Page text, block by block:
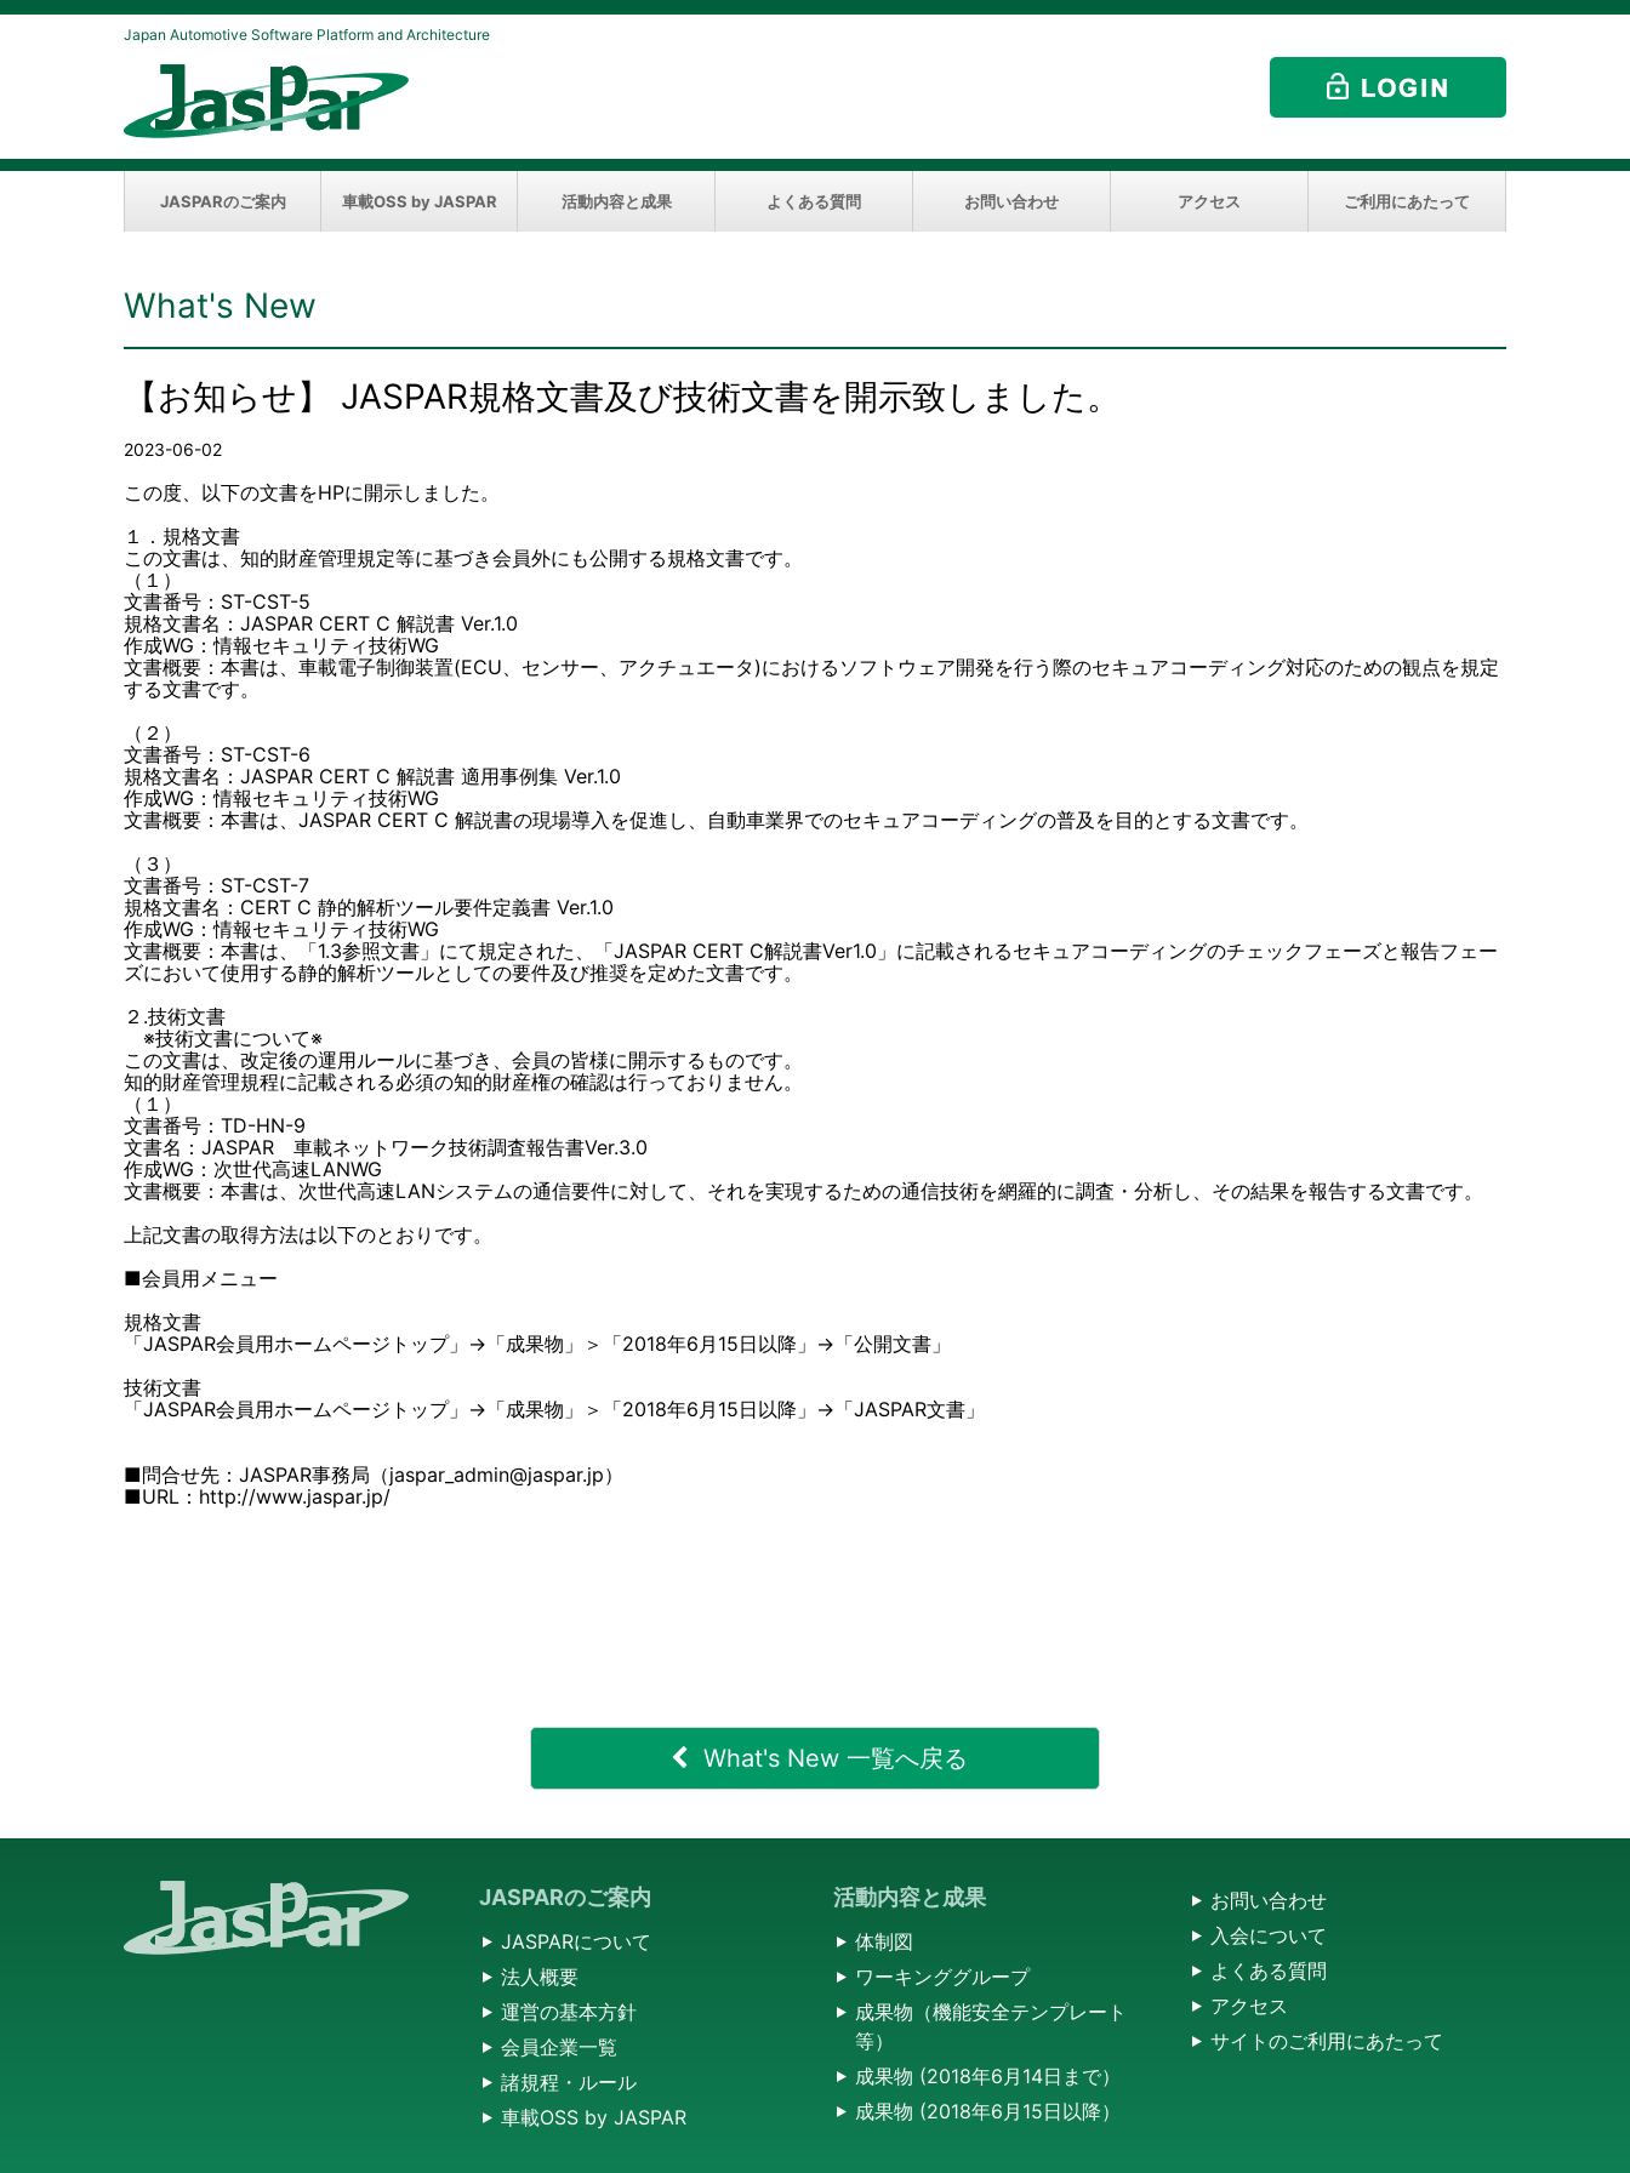
Japan Automotive Software Platform and Architecture
JASPARのご案内 車載OSS by JASPAR 活動内容と成果 よくある質問 お問い合わせ アクセス ご利用にあたって
What's New
【お知らせ】 JASPAR規格文書及び技術文書を開示致しました。
2023-06-02
この度、以下の文書をHPに開示しました。
１．規格文書
この文書は、知的財産管理規定等に基づき会員外にも公開する規格文書です。
（１）
文書番号：ST-CST-5
規格文書名：JASPAR CERT C 解説書 Ver.1.0
作成WG：情報セキュリティ技術WG
文書概要：本書は、車載電子制御装置(ECU、センサー、アクチュエータ)におけるソフトウェア開発を行う際のセキュアコーディング対応のための観点を規定
する文書です。
（２）
文書番号：ST-CST-6
規格文書名：JASPAR CERT C 解説書 適用事例集 Ver.1.0
作成WG：情報セキュリティ技術WG
文書概要：本書は、JASPAR CERT C 解説書の現場導入を促進し、自動車業界でのセキュアコーディングの普及を目的とする文書です。
（３）
文書番号：ST-CST-7
規格文書名：CERT C 静的解析ツール要件定義書 Ver.1.0
作成WG：情報セキュリティ技術WG
文書概要：本書は、「1.3参照文書」にて規定された、「JASPAR CERT C解説書Ver1.0」に記載されるセキュアコーディングのチェックフェーズと報告フェー
ズにおいて使用する静的解析ツールとしての要件及び推奨を定めた文書です。
２.技術文書
※技術文書について※
この文書は、改定後の運用ルールに基づき、会員の皆様に開示するものです。
知的財産管理規程に記載される必須の知的財産権の確認は行っておりません。
（１）
文書番号：TD-HN-9
文書名：JASPAR 車載ネットワーク技術調査報告書​Ver.3.0
作成WG：次世代高速LANWG
文書概要：本書は、次世代高速LANシステムの通信要件に対して、それを実現するための通信技術を網羅的に調査・分析し、その結果を報告する文書です。
上記文書の取得方法は以下のとおりです。
■会員用メニュー
規格文書
「JASPAR会員用ホームページトップ」→「成果物」＞「2018年6月15日以降」→「公開文書」
技術文書
「JASPAR会員用ホームページトップ」→「成果物」＞「2018年6月15日以降」→「JASPAR文書」
■問合せ先：JASPAR事務局（jaspar_admin@jaspar.jp）
■URL：http://www.jaspar.jp/
What's New 一覧へ戻る
JASPARのご案内
JASPARについて
法人概要
運営の基本方針
会員企業一覧
諸規程・ルール
車載OSS by JASPAR
活動内容と成果
体制図
ワーキンググループ
成果物（機能安全テンプレート
等）
成果物 (2018年6月14日まで）
成果物 (2018年6月15日以降）
お問い合わせ
入会について
よくある質問
アクセス
サイトのご利用にあたって